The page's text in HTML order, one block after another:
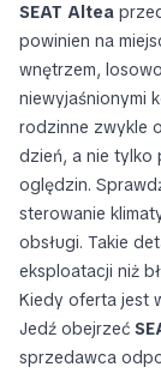
SEAT Altea
powinien na
wnętrzem,
niewyjaśnionymi
rodzinne zwykle
dzień, a nie tylko
oględzin.
sterowanie
obsługi. Takie
eksploatacji niż
Kiedy oferta jest
Jedź obejrzeć
sprzedawca